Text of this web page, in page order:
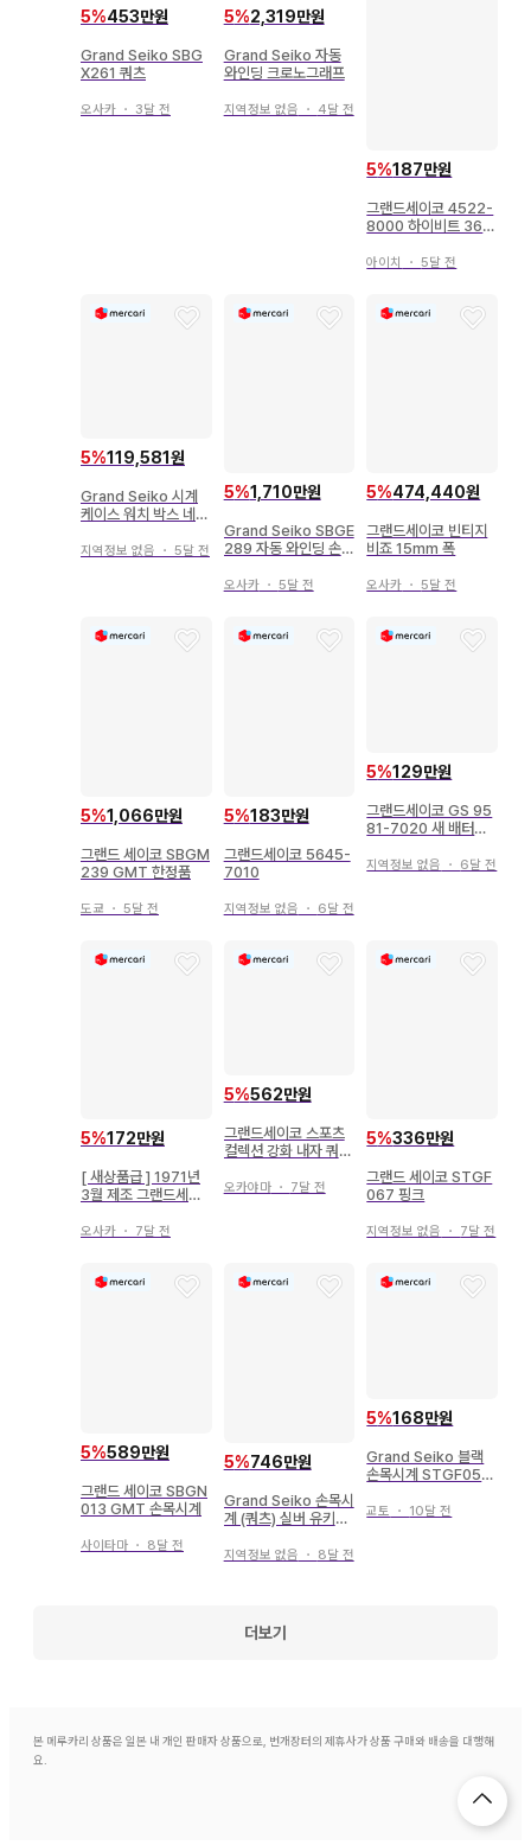
5%453만원
Grand Seiko SBG
X261 쿼츠
오사카 ・ 3달 전
5%2,319만원
Grand Seiko 자동
와인딩 크로노그래프
지역정보 없음 ・ 4달 전
5%187만원
그랜드세이코 4522-
8000 하이비트 360
아이치 ・5달 전
5%119,581원
Grand Seiko 시계
케이스 워치 박스 네이
지역정보 없음 ・ 5달 전
5%1,710만원
Grand Seiko SBGE
289 자동 와인딩 손목
오사카・ 5달 전
5%474,440원
그랜드세이코 빈티지
비죠 15mm 폭
오사카 ・5달 전
5%1,066만원
그랜드 세이코 SBGM
239 GMT 한정품
도쿄 ・ 5달 전
5%183만원
그랜드세이코 5645-
7010
지역정보 없음 ・ 6달 전
5%129만원
그랜드세이코 GS 95
81-7020 새 배터리
지역정보 없음 ・ 6달 전
5%172만원
[ 새상품급 ] 1971년
3월 제조 그랜드세이
오사카 ・ 7달 전
5%562만원
그랜드세이코 스포츠
컬렉션 강화 내자 쿼츠
오카야마・ 7달 전
5%336만원
그랜드 세이코 STGF
067 핑크
지역정보 없음 ・ 7달 전
5%589만원
그랜드 세이코 SBGN
013 GMT 손목시계
사이타마 ・ 8달 전
5%746만원
Grand Seiko 손목시
계 (쿼츠) 실버 유키시
지역정보 없음 ・ 8달 전
5%168만원
Grand Seiko 블랙
손목시계 STGF055
교토 ・ 10달 전
더보기
본 메루카리 상품은 일본 내 개인 판매자 상품으로, 번개장터의 제휴사가 상품 구매와 배송을 대행해
요.